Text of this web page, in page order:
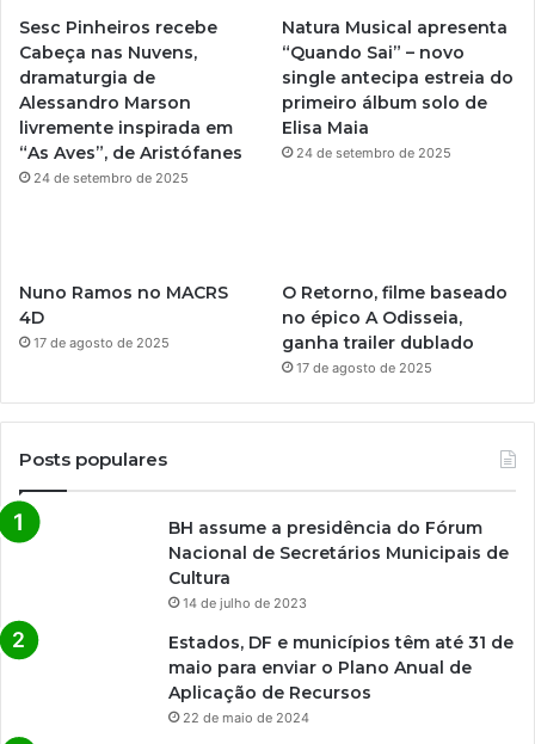
g
r
a
Sesc Pinheiros recebe
Cabeça nas Nuvens,
dramaturgia de
Alessandro Marson
livremente inspirada em
“As Aves”, de Aristófanes
24 de setembro de 2025
Natura Musical apresenta
“Quando Sai” – novo
single antecipa estreia do
primeiro álbum solo de
Elisa Maia
24 de setembro de 2025
Nuno Ramos no MACRS
4D
17 de agosto de 2025
O Retorno, filme baseado
no épico A Odisseia,
ganha trailer dublado
17 de agosto de 2025
Posts populares
BH assume a presidência do Fórum
Nacional de Secretários Municipais de
Cultura
14 de julho de 2023
Estados, DF e municípios têm até 31 de
maio para enviar o Plano Anual de
Aplicação de Recursos
22 de maio de 2024